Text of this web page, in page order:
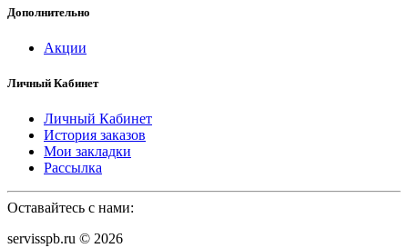
Дополнительно
Акции
Личный Кабинет
Личный Кабинет
История заказов
Мои закладки
Рассылка
Оставайтесь с нами:
servisspb.ru © 2026